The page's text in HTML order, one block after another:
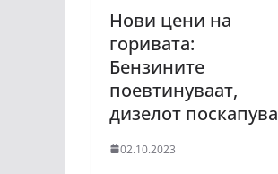
Нови цени на
горивата:
Бензините
поевтинуваат,
дизелот поскапува
02.10.2023